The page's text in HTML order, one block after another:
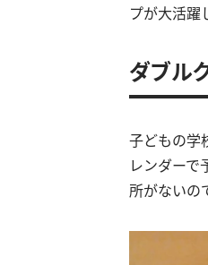
プが大活躍
ダブル
子どもの学
レンダー
所がないの